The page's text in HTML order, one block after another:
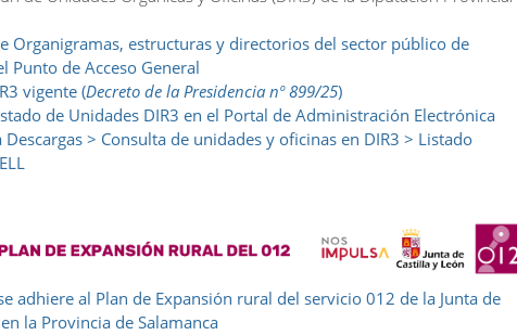
Organigramas, estructuras y directorios del sector público de
Punto de Acceso General
vigente (Decreto de la Presidencia nº 899/25)
de Unidades DIR3 en el Portal de Administración Electrónica
Descargas > Consulta de unidades y oficinas en DIR3 > Listado
adhiere al Plan de Expansión rural del servicio 012 de la Junta de
la Provincia de Salamanca